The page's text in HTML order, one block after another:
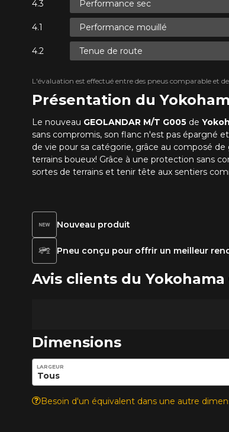
Présentation du
Le nouveau GEOLANDAR M/T G005de
sans compromis, son flanc n'est pas épargné
de vie pour sa catégorie, grâce au composé
terrains boueux! Grâce à une protection sans
sortes de terrains et tenir tête aux sentiers
Performance sec
Performance mouillé
Tenue de route
L'évaluation est effectué entre des pneus comparable et
Nouveau produit
Pneu conçu pour offrir un meilleur
Avis clients du Yokohama
Dimensions
Entrez les dimensions souhaitées pour vérifier
LARGEUR
Besoin d'un équivalent dans une autre